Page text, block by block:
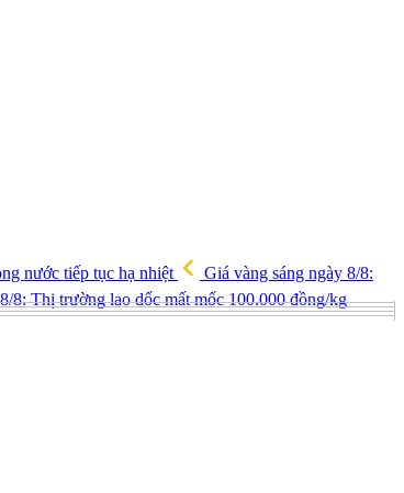
nước tiếp tục hạ nhiệt
Giá vàng sáng ngày 8/8:
8: Thị trường lao dốc mất mốc 100.000 đồng/kg